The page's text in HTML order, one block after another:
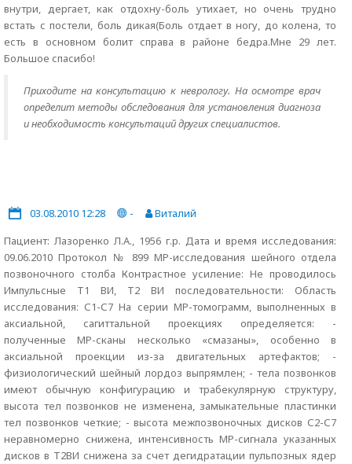
внутри, дергает, как отдохну-боль утихает, но очень трудно
встать с постели, боль дикая(Боль отдает в ногу, до колена, то
есть в основном болит справа в районе бедра.Мне 29 лет.
Большое спасибо!
Приходите на консультацию к неврологу. На осмотре врач
определит методы обследования для установления диагноза
и необходимость консультаций других специалистов.
03.08.2010 12:28 -
Виталий
Пациент: Лазоренко Л.А., 1956 г.р. Дата и время исследования:
09.06.2010 Протокол № 899 МР-исследования шейного отдела
позвоночного столба Контрастное усиление: Не проводилось
Импульсные Т1 ВИ, Т2 ВИ последовательности: Область
исследования: С1-С7 На серии МР-томограмм, выполненных в
аксиальной, сагиттальной проекциях определяется: -
полученные МР-сканы несколько «смазаны», особенно в
аксиальной проекции из-за двигательных артефактов; -
физиологический шейный лордоз выпрямлен; - тела позвонков
имеют обычную конфигурацию и трабекулярную структуру,
высота тел позвонков не изменена, замыкательные пластинки
тел позвонков четкие; - высота межпозвоночных дисков С2-С7
неравномерно снижена, интенсивность МР-сигнала указанных
дисков в Т2ВИ снижена за счет дегидратации пульпозных ядер